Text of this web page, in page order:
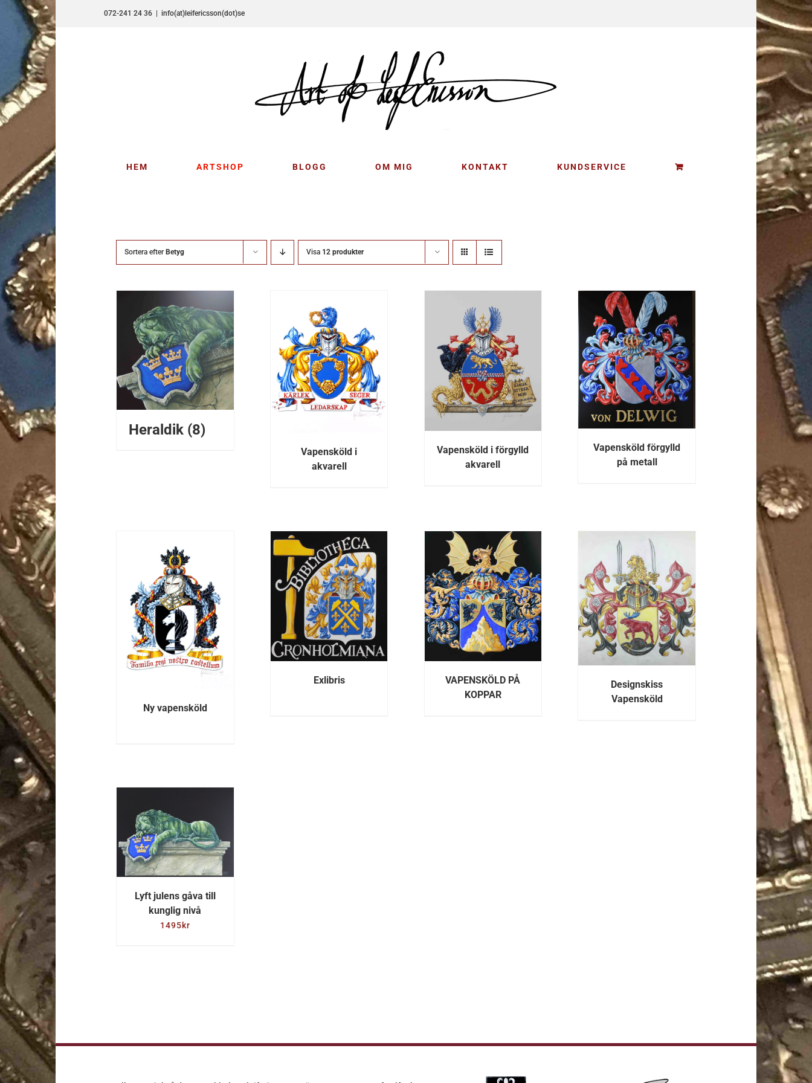
Fortsätt
innehållet
072-241 24 36 info(at)leifericsson(dot)se
HEM ARTSHOP BLOGG OM MIG KONTAKT KUNDSERVICE
Sortera efter Betyg Visa 12 produkter
Heraldik (8)
DETALJER
Vapensköld i
akvarell
DETALJER
Vapensköld i förgylld
akvarell
DETALJER
Vapensköld förgylld
på metall
DETALJER
Ny vapensköld
DETALJER
Exlibris
DETALJER
VAPENSKÖLD PÅ
KOPPAR
DETALJER
Designskiss
Vapensköld
LÄGG TILL I
VARUKORG
DETALJER
Lyft julens gåva till
kunglig nivå
1495kr